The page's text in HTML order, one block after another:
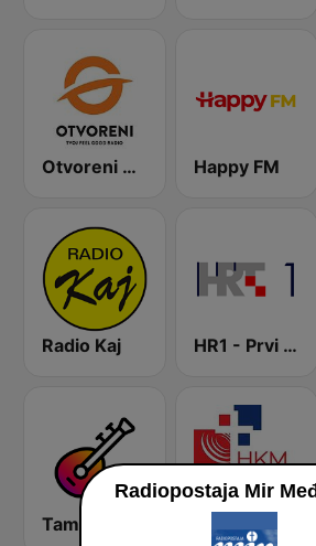
Otvoreni Radio Happy FM
Radio Kaj HR1 - Prvi program